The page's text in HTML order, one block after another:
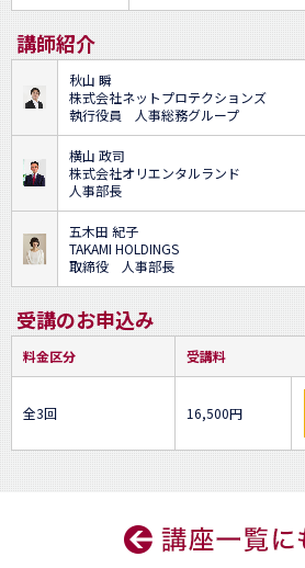
講師紹介
秋山 瞬
株式会社ネットプロテクションズ
執行役員 人事総務グループ
横山 政司
株式会社オリエンタルランド
人事部長
五木田 紀子
TAKAMI HOLDINGS
取締役 人事部長
受講のお申込み
料金区分 受講料
全3回 16,500円